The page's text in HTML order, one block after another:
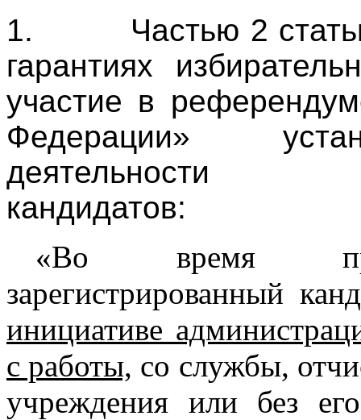
1.
Частью 2
гарантиях
участие в
Федерации»
деятельности
кандидатов:
«Во время
зарегистрированный
инициативе
с работы, со службы,
учреждения или без